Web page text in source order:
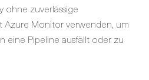
ohne zuverlässige
Azure Monitor verwenden, um
eine Pipeline ausfällt oder zu